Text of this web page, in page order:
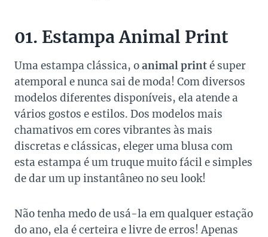
01. Estampa Animal Print
Uma estampa clássica, oanimal printé super
atemporal e nunca sai de moda! Com diversos
modelos diferentes disponíveis, ela atende a
vários gostos e estilos. Dos modelos mais
chamativos em cores vibrantes às mais
discretas e clássicas, eleger uma blusa com
esta estampa é um truque muito fácil e simples
de dar um up instantâneo no seu look!
Não tenha medo de usá-la em qualquer estação
do ano, ela é certeira e livre de erros! Apenas